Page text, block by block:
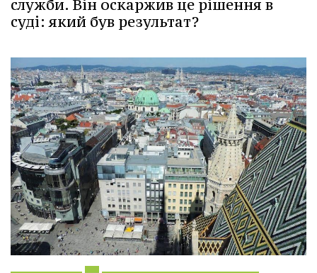
служби. Він оскаржив це рішення в
суді: який був результат?